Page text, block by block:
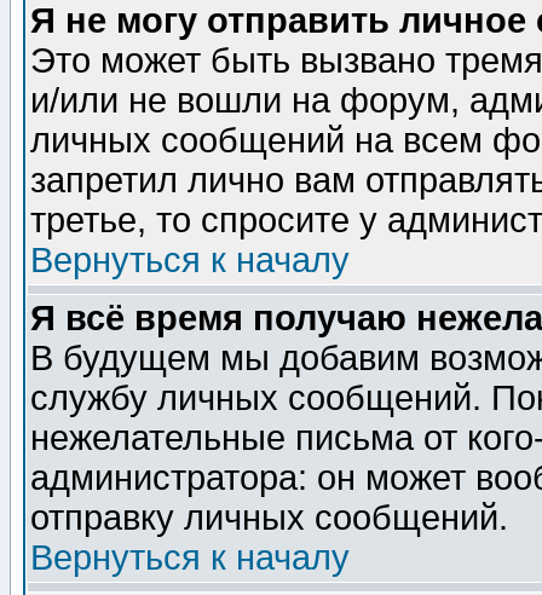
Я не могу отправить
Это может быть вызвано
и/или не вошли на форум,
личных сообщений на всем
запретил лично вам
третье, то спросите у
Вернуться к началу
Я всё время получаю
В будущем мы добавим
службу личных сообщений.
нежелательные письма от
администратора: он может
отправку личных сообщений.
Вернуться к началу